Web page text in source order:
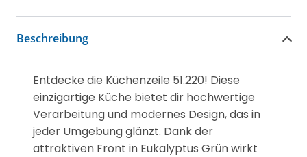
Beschreibung
Entdecke die Küchenzeile 51.220! Diese
einzigartige Küche bietet dir hochwertige
Verarbeitung und modernes Design, das in
jeder Umgebung glänzt. Dank der
attraktiven Front in Eukalyptus Grün wirkt